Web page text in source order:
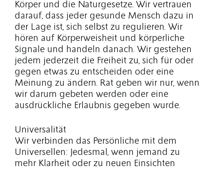
Körper und die Naturgesetze. Wir vertrauen
darauf, dass jeder gesunde Mensch dazu in
der Lage ist, sich selbst zu regulieren. Wir
hören auf Körperweisheit und körperliche
Signale und handeln danach. Wir gestehen
jedem jederzeit die Freiheit zu, sich für oder
gegen etwas zu entscheiden oder eine
Meinung zu ändern. Rat geben wir nur, wenn
wir darum gebeten werden oder eine
ausdrückliche Erlaubnis gegeben wurde.
Universalität
Wir verbinden das Persönliche mit dem
Universellen: Jedesmal, wenn jemand zu
mehr Klarheit oder zu neuen Einsichten